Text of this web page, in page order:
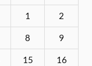
1 2
8 9
15 16